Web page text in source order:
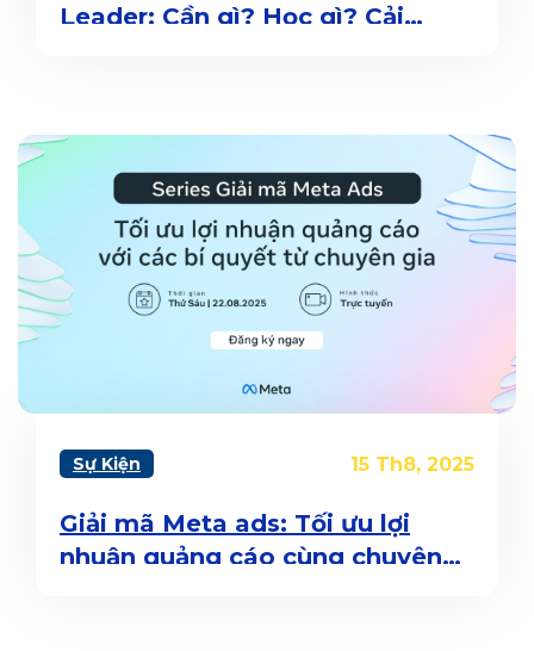
Leader: Cần gì? Học gì? Cải
Sự Kiện 15 Th8, 2025
Giải mã Meta ads: Tối ưu lợi
nhuận quảng cáo cùng chuyên